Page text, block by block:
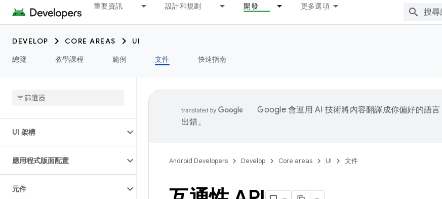
重要資訊 設計和規劃 開發 更多選項
DEVELOP CORE AREAS
UI
總覽
教學課程 範例 文件 快速指南
簡介
UI 架構
應用程式版面配置
元件
Google 會運用 AI 技術將內容翻譯成你偏好的語言
出錯。
Android Developers Develop Core areas UI 文件